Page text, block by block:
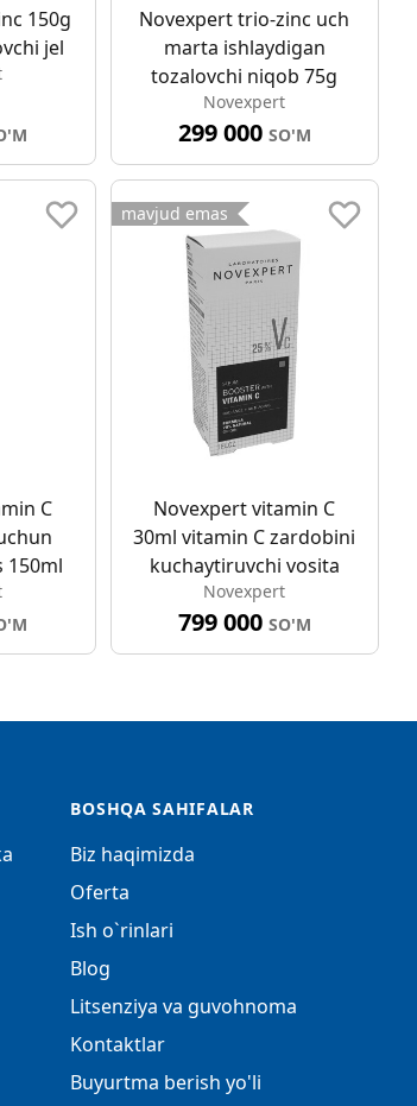
150g
jel
Novexpert trio-zinc uch
marta ishlaydigan
tozalovchi niqob 75g
Novexpert
299 000 SO'M
C
150ml
mavjud emas
Novexpert vitamin C
30ml vitamin C zardobini
kuchaytiruvchi vosita
Novexpert
799 000 SO'M
BOSHQA SAHIFALAR
Biz haqimizda
Oferta
Ish o`rinlari
Blog
Litsenziya va guvohnoma
Kontaktlar
Buyurtma berish yo'li